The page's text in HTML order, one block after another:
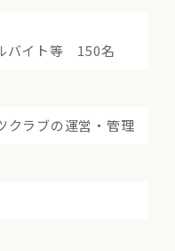
バイト等 150名
クラブの運営・管理